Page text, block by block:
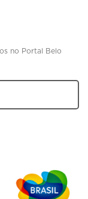
no Portal Belo